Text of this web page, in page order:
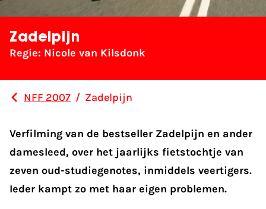
Zadelpijn
Regie: Nicole van Kilsdonk
NFF 2007 / Zadelpijn
Verfilming van de bestseller Zadelpijn en ander
damesleed, over het jaarlijks fietstochtje van
zeven oud-studiegenotes, inmiddels veertigers.
Ieder kampt zo met haar eigen problemen.